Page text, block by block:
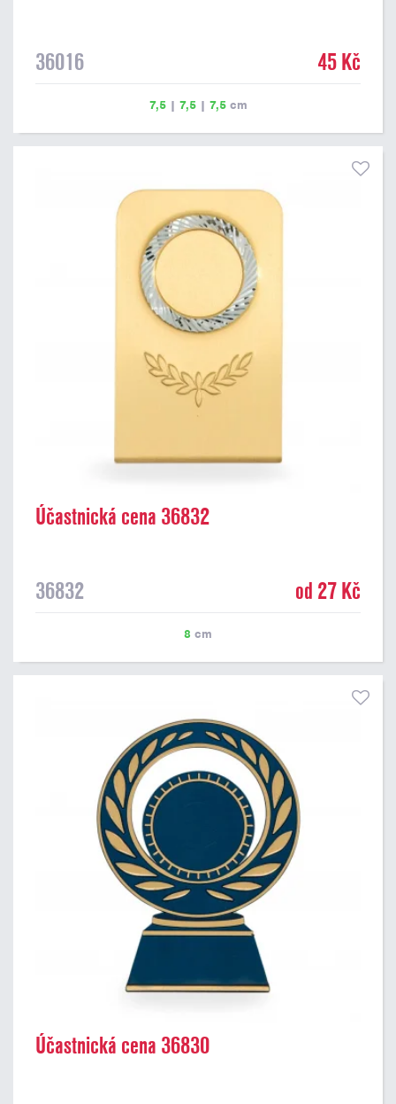
36016 45 Kč
7,5| 7,5| 7,5cm
Účastnická cena 36832
36832 od 27 Kč
8 cm
Účastnická cena 36830